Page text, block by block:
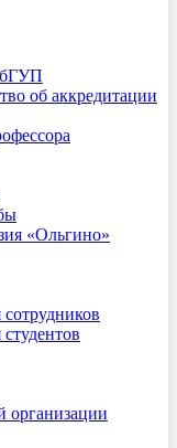
об аккредитации
«Ольгино»
организации